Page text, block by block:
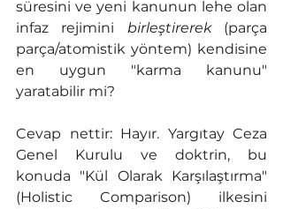
süresini ve yeni kanunun lehe olan
infaz rejimini birleştirerek (parça
parça/atomistik yöntem) kendisine
en uygun "karma kanunu"
yaratabilir mi?
Cevap nettir: Hayır. Yargıtay Ceza
Genel Kurulu ve doktrin, bu
konuda "Kül Olarak Karşılaştırma"
(Holistic Comparison) ilkesini